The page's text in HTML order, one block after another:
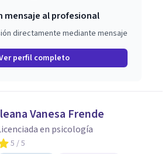
mensaje al profesional
directamente mediante mensaje
perfil completo
Vanesa Frende
en psicología
5 / 5